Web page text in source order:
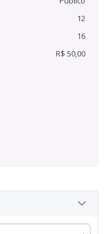
12
16
R$ 50,00